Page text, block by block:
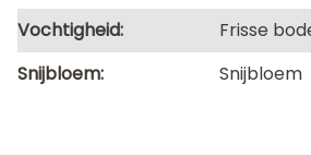
Vochtigheid
Frisse
Snijbloem
Snijbloem